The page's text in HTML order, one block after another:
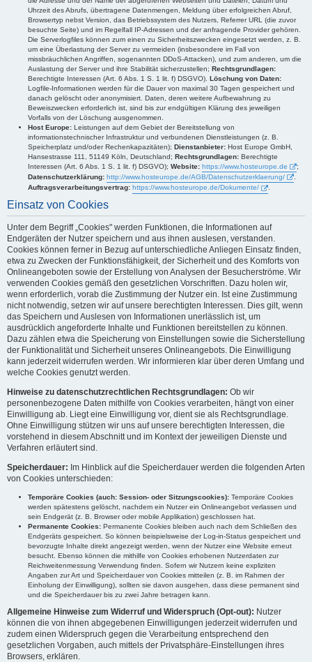
Uhrzeit des Abrufs, übertragene Datenmengen, Meldung über erfolgreichen Abruf,
Browsertyp nebst Version, das Betriebssystem des Nutzers, Referrer URL (die zuvor
besuchte Seite) und im Regelfall IP-Adressen und der anfragende Provider gehören.
Die Serverlogfiles können zum einen zu Sicherheitszwecken eingesetzt werden, z. B.
um eine Überlastung der Server zu vermeiden (insbesondere im Fall von
missbräuchlichen Angriffen, sogenannten DDoS-Attacken), und zum anderen, um die
Auslastung der Server und ihre Stabilität sicherzustellen; Rechtsgrundlagen:
Berechtigte Interessen (Art. 6 Abs. 1 S. 1 lit. f) DSGVO). Löschung von Daten:
Logfile-Informationen werden für die Dauer von maximal 30 Tagen gespeichert und
danach gelöscht oder anonymisiert. Daten, deren weitere Aufbewahrung zu
Beweiszwecken erforderlich ist, sind bis zur endgültigen Klärung des jeweiligen
Vorfalls von der Löschung ausgenommen.
Host Europe: Leistungen auf dem Gebiet der Bereitstellung von
informationstechnischer Infrastruktur und verbundenen Dienstleistungen (z. B.
Speicherplatz und/oder Rechenkapazitäten); Dienstanbieter: Host Europe GmbH,
Hansestrasse 111, 51149 Köln, Deutschland; Rechtsgrundlagen: Berechtigte
Interessen (Art. 6 Abs. 1 S. 1 lit. f) DSGVO); Website: https://www.hosteurope.de
;
Datenschutzerklärung: http://www.hosteurope.de/AGB/Datenschutzerklaerung/
Auftragsverarbeitungsvertrag: https://www.hosteurope.de/Dokumente/ .
Einsatz von Cookies
Unter dem Begriff „Cookies" werden Funktionen, die Informationen auf
Endgeräten der Nutzer speichern und aus ihnen auslesen, verstanden.
Cookies können ferner in Bezug auf unterschiedliche Anliegen Einsatz finden,
etwa zu Zwecken der Funktionsfähigkeit, der Sicherheit und des Komforts von
Onlineangeboten sowie der Erstellung von Analysen der Besucherströme. Wir
verwenden Cookies gemäß den gesetzlichen Vorschriften. Dazu holen wir,
wenn erforderlich, vorab die Zustimmung der Nutzer ein. Ist eine Zustimmung
nicht notwendig, setzen wir auf unsere berechtigten Interessen. Dies gilt, wenn
das Speichern und Auslesen von Informationen unerlässlich ist, um
ausdrücklich angeforderte Inhalte und Funktionen bereitstellen zu können.
Dazu zählen etwa die Speicherung von Einstellungen sowie die Sicherstellung
der Funktionalität und Sicherheit unseres Onlineangebots. Die Einwilligung
kann jederzeit widerrufen werden. Wir informieren klar über deren Umfang und
welche Cookies genutzt werden.
Hinweise zu datenschutzrechtlichen Rechtsgrundlagen: Ob wir
personenbezogene Daten mithilfe von Cookies verarbeiten, hängt von einer
Einwilligung ab. Liegt eine Einwilligung vor, dient sie als Rechtsgrundlage.
Ohne Einwilligung stützen wir uns auf unsere berechtigten Interessen, die
vorstehend in diesem Abschnitt und im Kontext der jeweiligen Dienste und
Verfahren erläutert sind.
Speicherdauer: Im Hinblick auf die Speicherdauer werden die folgenden Arten
von Cookies unterschieden:
Temporäre Cookies (auch: Session- oder Sitzungscookies): Temporäre Cookies
werden spätestens gelöscht, nachdem ein Nutzer ein Onlineangebot verlassen und
sein Endgerät (z. B. Browser oder mobile Applikation) geschlossen hat.
Permanente Cookies: Permanente Cookies bleiben auch nach dem Schließen des
Endgeräts gespeichert. So können beispielsweise der Log-in-Status gespeichert und
bevorzugte Inhalte direkt angezeigt werden, wenn der Nutzer eine Website erneut
besucht. Ebenso können die mithilfe von Cookies erhobenen Nutzerdaten zur
Reichweitenmessung Verwendung finden. Sofern wir Nutzern keine expliziten
Angaben zur Art und Speicherdauer von Cookies mitteilen (z. B. im Rahmen der
Einholung der Einwilligung), sollten sie davon ausgehen, dass diese permanent sind
und die Speicherdauer bis zu zwei Jahre betragen kann.
Allgemeine Hinweise zum Widerruf und Widerspruch (Opt-out): Nutzer
können die von ihnen abgegebenen Einwilligungen jederzeit widerrufen und
zudem einen Widerspruch gegen die Verarbeitung entsprechend den
gesetzlichen Vorgaben, auch mittels der Privatsphäre-Einstellungen ihres
Browsers, erklären.